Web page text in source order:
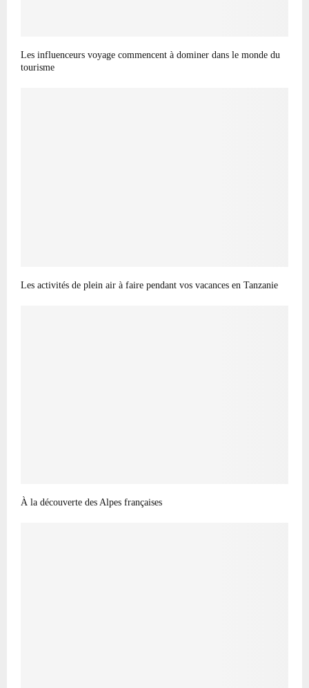
Les influenceurs voyage commencent à dominer dans le monde du
tourisme
Les activités de plein air à faire pendant vos vacances en Tanzanie
À la découverte des Alpes françaises